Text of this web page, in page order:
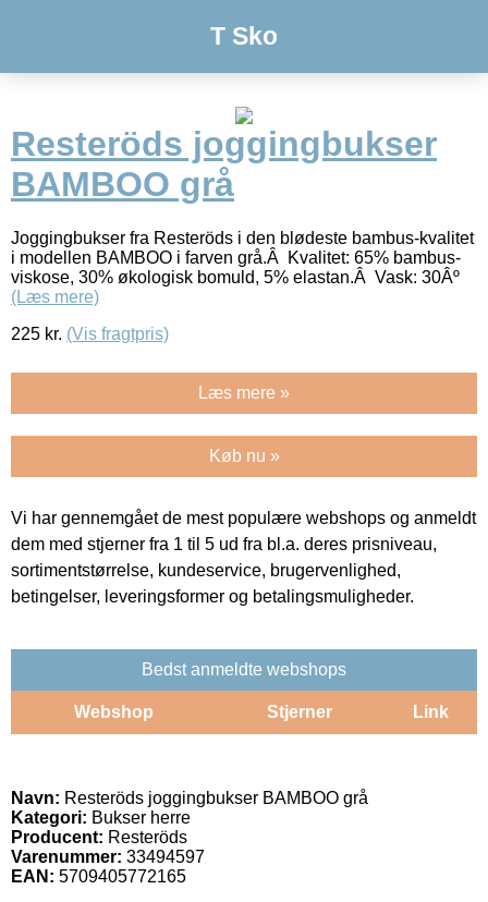
T Sko
Resteröds joggingbukser
BAMBOO grå
Joggingbukser fra Resteröds i den blødeste bambus-kvalitet
i modellen BAMBOO i farven grå.Â Kvalitet: 65% bambus-
viskose, 30% økologisk bomuld, 5% elastan.Â Vask: 30Âº
(Læs mere)
225 kr. (Vis fragtpris)
Læs mere »
Køb nu »
Vi har gennemgået de mest populære webshops og anmeldt
dem med stjerner fra 1 til 5 ud fra bl.a. deres prisniveau,
sortimentstørrelse, kundeservice, brugervenlighed,
betingelser, leveringsformer og betalingsmuligheder.
Bedst anmeldte webshops
Webshop Stjerner Link
Navn: Resteröds joggingbukser BAMBOO grå
Kategori: Bukser herre
Producent: Resteröds
Varenummer: 33494597
EAN: 5709405772165